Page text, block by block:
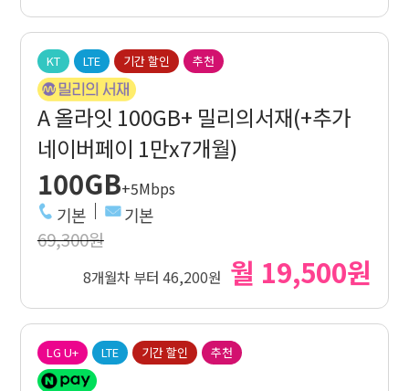
KT LTE 기간 할인 추천
A 올라잇 100GB+ 밀리의서재(+추가
네이버페이 1만x7개월)
100GB+5Mbps
기본 기본
69,300원
8개월차 부터 46,200원 월 19,500원
LG U+ LTE 기간 할인 추천